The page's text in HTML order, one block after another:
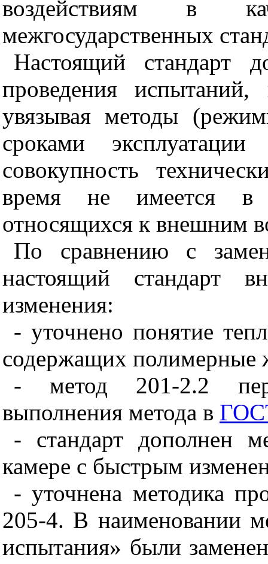
воздействиям в
межгосударственных
Настоящий стандарт
проведения
увязывая методы
сроками
совокупность
время не имеется в
относящихся к внешним
По сравнению с
настоящий стандарт
изменения:
- уточнено понятие
содержащих полимерные
- метод 201-2.2
выполнения метода в
- стандарт дополнен
камере с быстрым
- уточнена методика
205-4. В наименовании
испытания» были